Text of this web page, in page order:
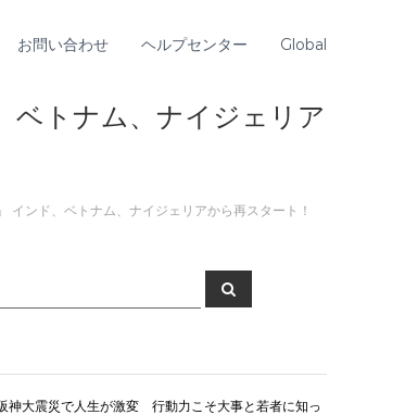
お問い合わせ ヘルプセンター Global
ベトナム、ナイジェリア
ンド、ベトナム、ナイジェリアから再スタート！
検
索
神大震災で人生が激変 行動力こそ大事と若者に知っ